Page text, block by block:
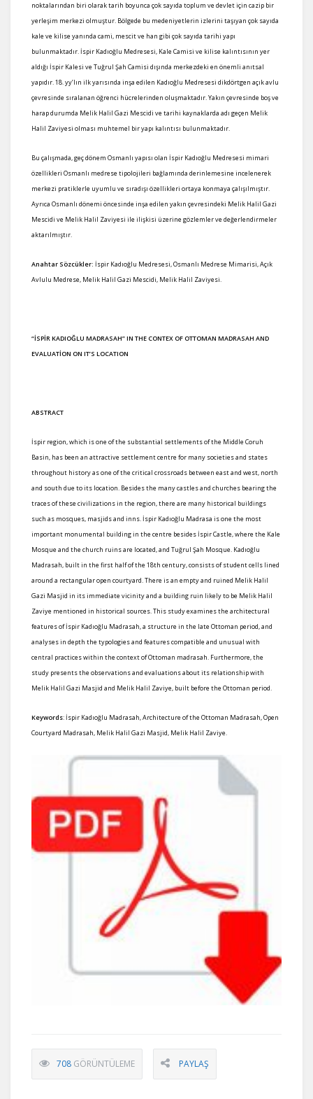
noktalarından biri olarak tarih boyunca çok sayıda toplum ve devlet için cazip bir
yerleşim merkezi olmuştur. Bölgede bu medeniyetlerin izlerini taşıyan çok sayıda
kale ve kilise yanında cami, mescit ve han gibi çok sayıda tarihi yapı
bulunmaktadır. İspir Kadıoğlu Medresesi, Kale Camisi ve kilise kalıntısının yer
aldığı İspir Kalesi ve Tuğrul Şah Camisi dışında merkezdeki en önemli anıtsal
yapıdır. 18. yy’lın ilk yarısında inşa edilen Kadıoğlu Medresesi dikdörtgen açık avlu
çevresinde sıralanan öğrenci hücrelerinden oluşmaktadır. Yakın çevresinde boş ve
harap durumda Melik Halil Gazi Mescidi ve tarihi kaynaklarda adı geçen Melik
Halil Zaviyesi olması muhtemel bir yapı kalıntısı bulunmaktadır.
Bu çalışmada, geç dönem Osmanlı yapısı olan İspir Kadıoğlu Medresesi mimari
özellikleri Osmanlı medrese tipolojileri bağlamında derinlemesine incelenerek
merkezi pratiklerle uyumlu ve sıradışı özellikleri ortaya konmaya çalışılmıştır.
Ayrıca Osmanlı dönemi öncesinde inşa edilen yakın çevresindeki Melik Halil Gazi
Mescidi ve Melik Halil Zaviyesi ile ilişkisi üzerine gözlemler ve değerlendirmeler
aktarılmıştır.
Anahtar Sözcükler: İspir Kadıoğlu Medresesi, Osmanlı Medrese Mimarisi, Açık
Avlulu Medrese, Melik Halil Gazi Mescidi, Melik Halil Zaviyesi.
“İSPİR KADIOĞLU MADRASAH” IN THE CONTEX OF OTTOMAN MADRASAH AND
EVALUATİON ON IT’S LOCATION
ABSTRACT
İspir region, which is one of the substantial settlements of the Middle Coruh
Basin, has been an attractive settlement centre for many societies and states
throughout history as one of the critical crossroads between east and west, north
and south due to its location. Besides the many castles and churches bearing the
traces of these civilizations in the region, there are many historical buildings
such as mosques, masjids and inns. İspir Kadıoğlu Madrasa is one the most
important monumental building in the centre besides İspir Castle, where the Kale
Mosque and the church ruins are located, and Tuğrul Şah Mosque. Kadıoğlu
Madrasah, built in the first half of the 18th century, consists of student cells lined
around a rectangular open courtyard. There is an empty and ruined Melik Halil
Gazi Masjid in its immediate vicinity and a building ruin likely to be Melik Halil
Zaviye mentioned in historical sources. This study examines the architectural
features of İspir Kadıoğlu Madrasah, a structure in the late Ottoman period, and
analyses in depth the typologies and features compatible and unusual with
central practices within the context of Ottoman madrasah. Furthermore, the
study presents the observations and evaluations about its relationship with
Melik Halil Gazi Masjid and Melik Halil Zaviye, built before the Ottoman period.
Keywords: İspir Kadıoğlu Madrasah, Architecture of the Ottoman Madrasah, Open
Courtyard Madrasah, Melik Halil Gazi Masjid, Melik Halil Zaviye.
708 GÖRÜNTÜLEME PAYLAŞ